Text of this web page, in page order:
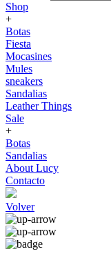
Shop
+
Botas
Fiesta
Mocasines
Mules
sneakers
Sandalias
Leather Things
Sale
+
Botas
Sandalias
About Lucy
Contacto
Volver